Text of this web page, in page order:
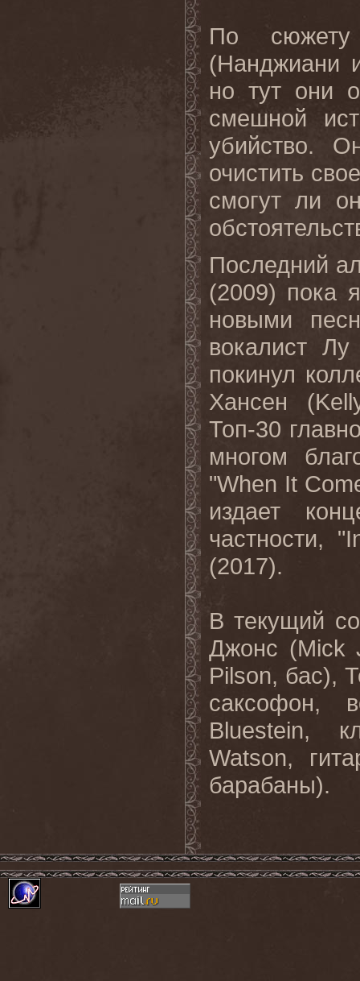
По сюжету
(Нанджиани
но тут они
смешной
убийство.
очистить
смогут ли
Последний
(2009) пока
новыми
вокалист
покинул
Хансен (
Топ-30
многом
"When It
издает
частности, "
(2017).
В текущий
Джонс (Mick
Pilson, бас),
саксофон,
Bluestein,
Watson,
барабаны).